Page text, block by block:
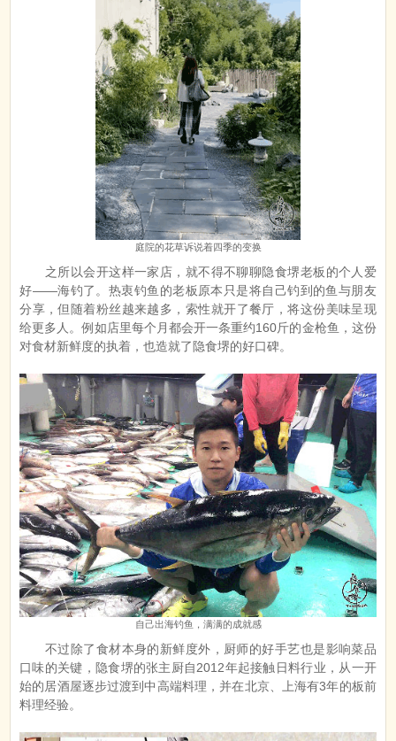
庭院的花草诉说着四季的变换
之所以会开这样一家店，就不得不聊聊隐食堺老板的个人爱
好——海钓了。热衷钓鱼的老板原本只是将自己钓到的鱼与朋友
分享，但随着粉丝越来越多，索性就开了餐厅，将这份美味呈现
给更多人。例如店里每个月都会开一条重约160斤的金枪鱼，这份
对食材新鲜度的执着，也造就了隐食堺的好口碑。
自己出海钓鱼，满满的成就感
不过除了食材本身的新鲜度外，厨师的好手艺也是影响菜品
口味的关键，隐食堺的张主厨自2012年起接触日料行业，从一开
始的居酒屋逐步过渡到中高端料理，并在北京、上海有3年的板前
料理经验。